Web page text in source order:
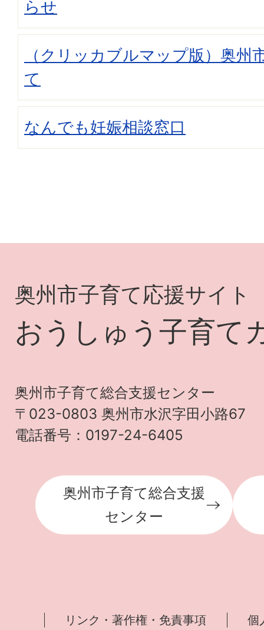
らせ
（クリッカブルマップ版）奥州
て
なんでも妊娠相談窓口
奥州市子育て応援サイト
おうしゅう子育て
奥州市子育て総合支援センター
〒023-0803 奥州市水沢字田小路67
電話番号：0197-24-6405
奥州市子育て総合支援
センター
リンク・著作権・免責事項 個